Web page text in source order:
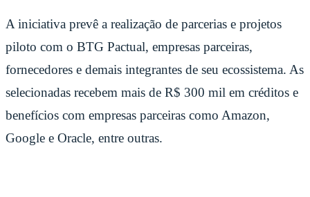
A iniciativa prevê a realização de parcerias e projetos
piloto com o BTG Pactual, empresas parceiras,
fornecedores e demais integrantes de seu ecossistema. As
selecionadas recebem mais de R$ 300 mil em créditos e
benefícios com empresas parceiras como Amazon,
Google e Oracle, entre outras.